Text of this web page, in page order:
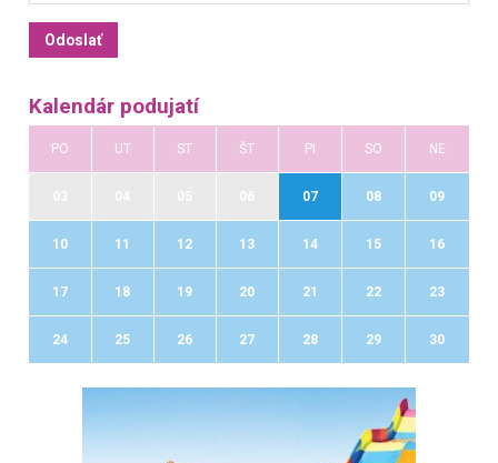
Kalendár podujatí
PO UT ST ŠT PI SO NE
07 08 09
10 11 12 13 14 15 16
17 18 19 20 21 22 23
24 25 26 27 28 29 30